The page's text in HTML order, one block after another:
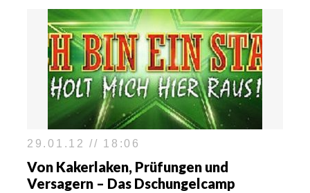
29.01.12 // 18:06
Von Kakerlaken, Prüfungen und
Versagern – Das Dschungelcamp